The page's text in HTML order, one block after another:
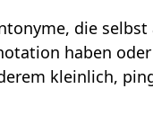
die
haben
kleinlich,